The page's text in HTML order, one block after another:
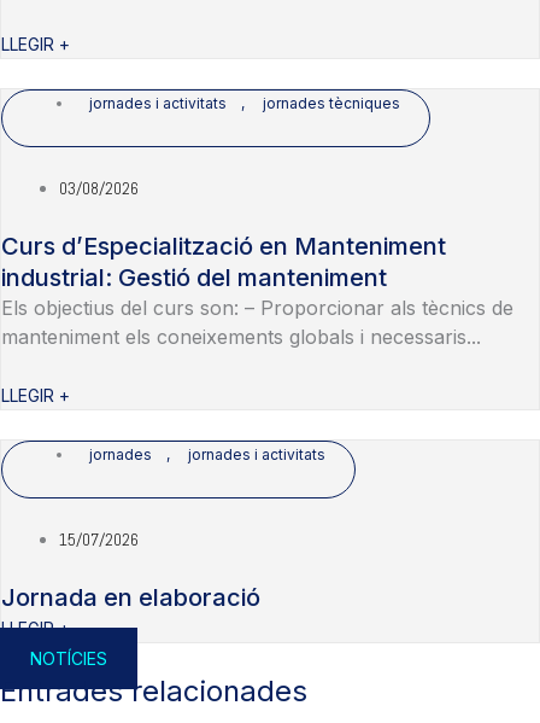
LLEGIR +
jornades i activitats , jornades tècniques
03/08/2026
Curs d’Especialització en Manteniment
industrial: Gestió del manteniment
Els objectius del curs son: – Proporcionar als tècnics de
manteniment els coneixements globals i necessaris...
LLEGIR +
jornades , jornades i activitats
15/07/2026
Jornada en elaboració
LLEGIR +
NOTÍCIES
Entrades relacionades